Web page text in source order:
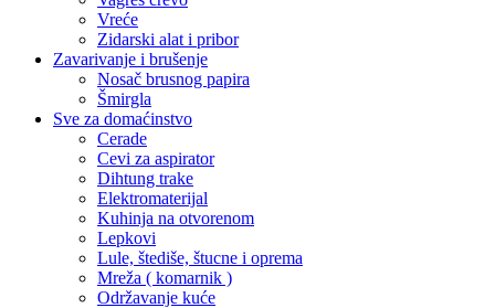
Vreće
Zidarski alat i pribor
Zavarivanje i brušenje
Nosač brusnog papira
Šmirgla
Sve za domaćinstvo
Cerade
Cevi za aspirator
Dihtung trake
Elektromaterijal
Kuhinja na otvorenom
Lepkovi
Lule, štediše, štucne i oprema
Mreža ( komarnik )
Održavanje kuće